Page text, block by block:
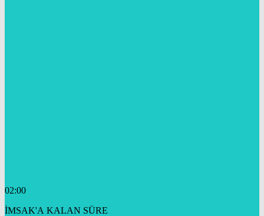
02:00
İMSAK'A KALAN SÜRE